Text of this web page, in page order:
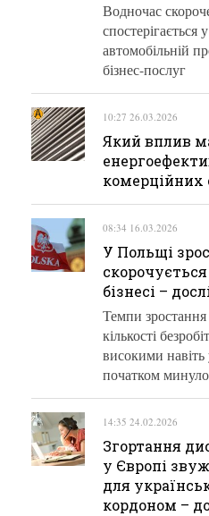
Водночас
спостерігається
автомобільній
бізнес-послуг
10:27 26.03.2026
Який вплив
комерційних
08:34 16.03.2026
У Польщі
бізнесі –
Темпи зростання
кількості
високими навіть
початком
14:35 24.02.2026
Згортання
у Європі
для
кордоном –